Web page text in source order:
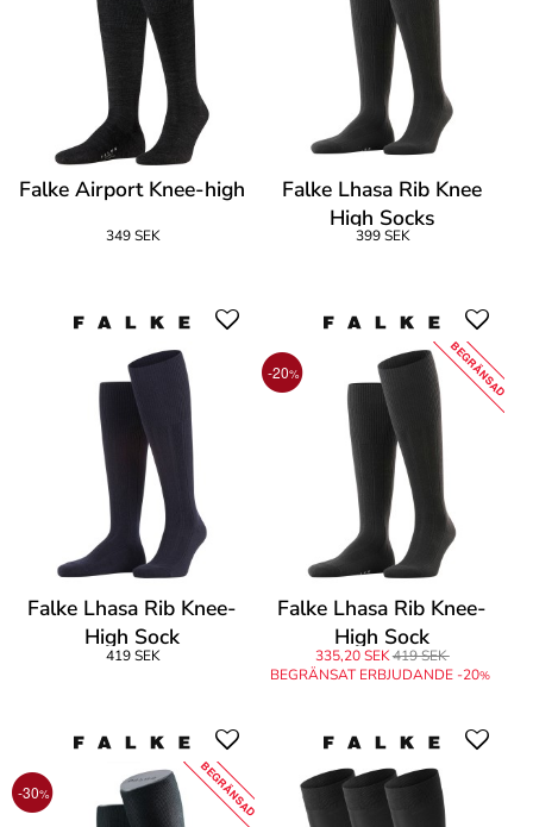
Falke Airport Knee-high
349 SEK
Falke Lhasa Rib Knee
High Socks
399 SEK
Falke Lhasa Rib Knee-
High Sock
419 SEK
-20% BEGRÄNSAD
Falke Lhasa Rib Knee-
High Sock
335,20 SEK419 SEK
BEGRÄNSAT ERBJUDANDE -20%
-30% BEGRÄNSAD